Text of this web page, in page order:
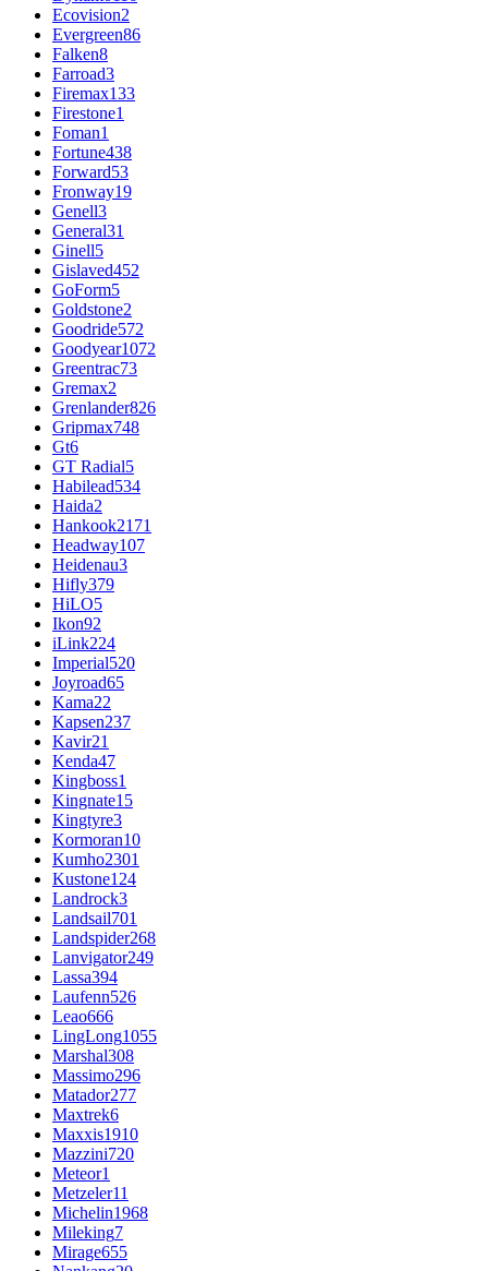
Ecovision2
Evergreen86
Falken8
Farroad3
Firemax133
Firestone1
Foman1
Fortune438
Forward53
Fronway19
Genell3
General31
Ginell5
Gislaved452
GoForm5
Goldstone2
Goodride572
Goodyear1072
Greentrac73
Gremax2
Grenlander826
Gripmax748
Gt6
GT Radial5
Habilead534
Haida2
Hankook2171
Headway107
Heidenau3
Hifly379
HiLO5
Ikon92
iLink224
Imperial520
Joyroad65
Kama22
Kapsen237
Kavir21
Kenda47
Kingboss1
Kingnate15
Kingtyre3
Kormoran10
Kumho2301
Kustone124
Landrock3
Landsail701
Landspider268
Lanvigator249
Lassa394
Laufenn526
Leao666
LingLong1055
Marshal308
Massimo296
Matador277
Maxtrek6
Maxxis1910
Mazzini720
Meteor1
Metzeler11
Michelin1968
Mileking7
Mirage655